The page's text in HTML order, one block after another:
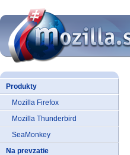
Produkty
Mozilla Firefox
Mozilla Thunderbird
SeaMonkey
Na prevzatie